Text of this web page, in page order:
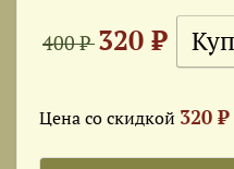
400 ₽320 ₽
Цена со скидкой 320 ₽